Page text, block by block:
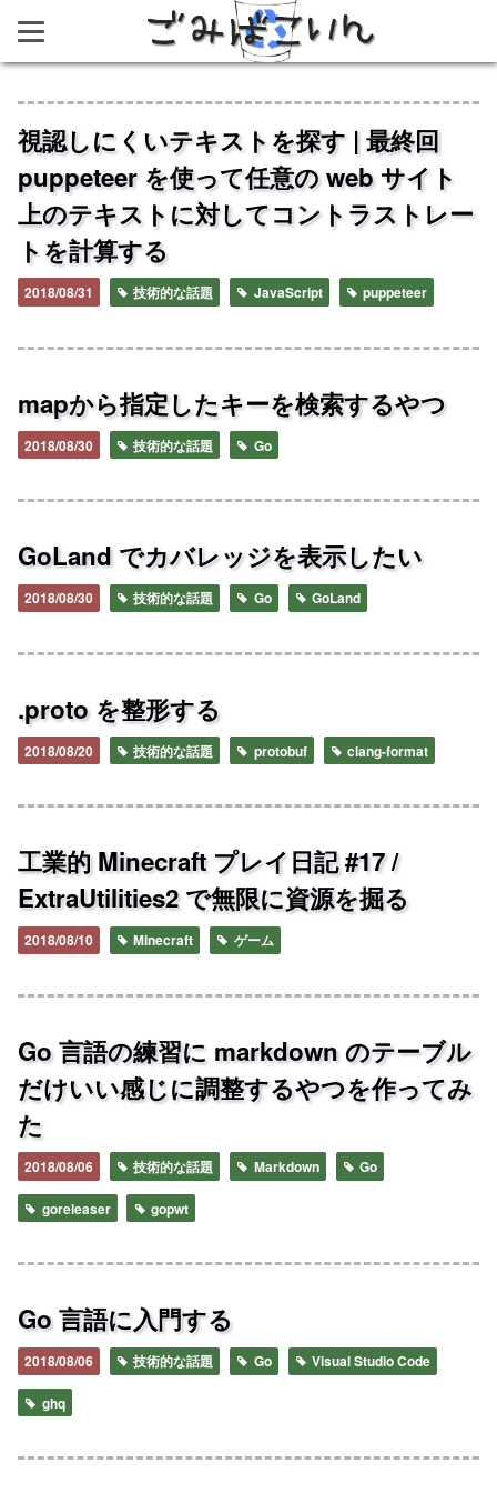
視認しにくいテキストを探す | 最終回
puppeteer を使って任意の web サイト
上のテキストに対してコントラストレー
トを計算する
2018/08/31 技術的な話題 JavaScript puppeteer
mapから指定したキーを検索するやつ
2018/08/30 技術的な話題 Go
GoLand でカバレッジを表示したい
2018/08/30 技術的な話題 Go GoLand
.proto を整形する
2018/08/20 技術的な話題 protobuf clang-format
工業的 Minecraft プレイ日記 #17 /
ExtraUtilities2 で無限に資源を掘る
2018/08/10 Minecraft ゲーム
Go 言語の練習に markdown のテーブル
だけいい感じに調整するやつを作ってみ
た
2018/08/06 技術的な話題 Markdown Go
goreleaser gopwt
Go 言語に入門する
2018/08/06 技術的な話題 Go Visual Studio Code
ghq
ごみばこいん